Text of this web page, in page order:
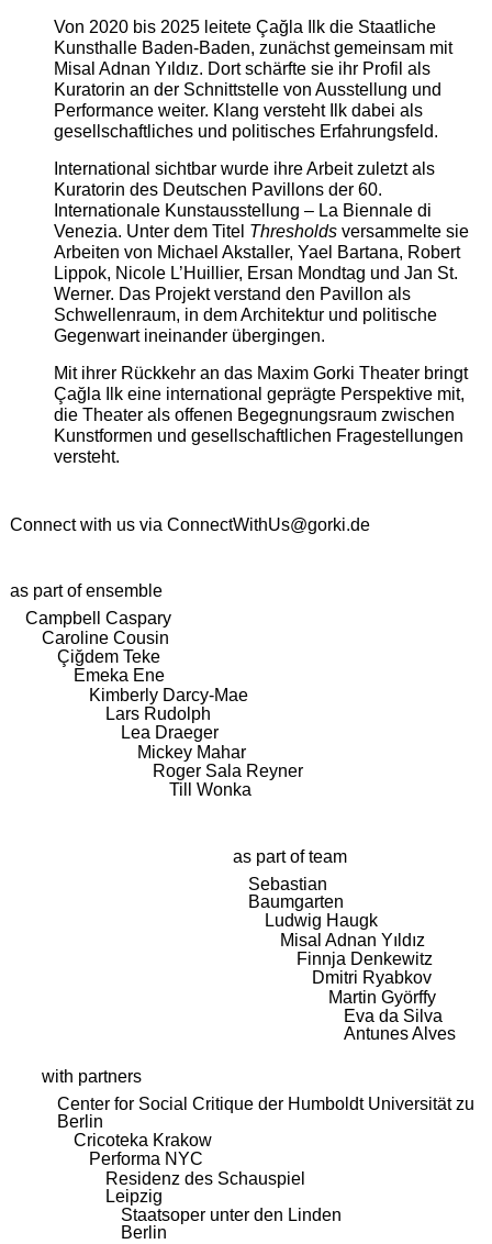
Von 2020 bis 2025 leitete Çağla Ilk die Staatliche
Kunsthalle Baden-Baden, zunächst gemeinsam mit
Misal Adnan Yıldız. Dort schärfte sie ihr Profil als
Kuratorin an der Schnittstelle von Ausstellung und
Performance weiter. Klang versteht Ilk dabei als
gesellschaftliches und politisches Erfahrungsfeld.
International sichtbar wurde ihre Arbeit zuletzt als
Kuratorin des Deutschen Pavillons der 60.
Internationale Kunstausstellung – La Biennale di
Venezia. Unter dem Titel Thresholdsversammelte sie
Arbeiten von Michael Akstaller, Yael Bartana, Robert
Lippok, Nicole L’Huillier, Ersan Mondtag und Jan St.
Werner. Das Projekt verstand den Pavillon als
Schwellenraum, in dem Architektur und politische
Gegenwart ineinander übergingen.
Mit ihrer Rückkehr an das Maxim Gorki Theater bringt
Çağla Ilk eine international geprägte Perspektive mit,
die Theater als offenen Begegnungsraum zwischen
Kunstformen und gesellschaftlichen Fragestellungen
versteht.
Connect with us via ConnectWithUs@gorki.de
as part of ensemble
Campbell Caspary
Caroline Cousin
Çiğdem Teke
Emeka Ene
Kimberly Darcy-Mae
Lars Rudolph
Lea Draeger
Mickey Mahar
Roger Sala Reyner
Till Wonka
as part of team
Sebastian
Baumgarten
Ludwig Haugk
Misal Adnan Yıldız
Finnja Denkewitz
Dmitri Ryabkov
Martin Györffy
Eva da Silva
Antunes Alves
with partners
Center for Social Critique der Humboldt Universität zu
Berlin
Cricoteka Krakow
Performa NYC
Residenz des Schauspiel
Leipzig
Staatsoper unter den Linden
Berlin